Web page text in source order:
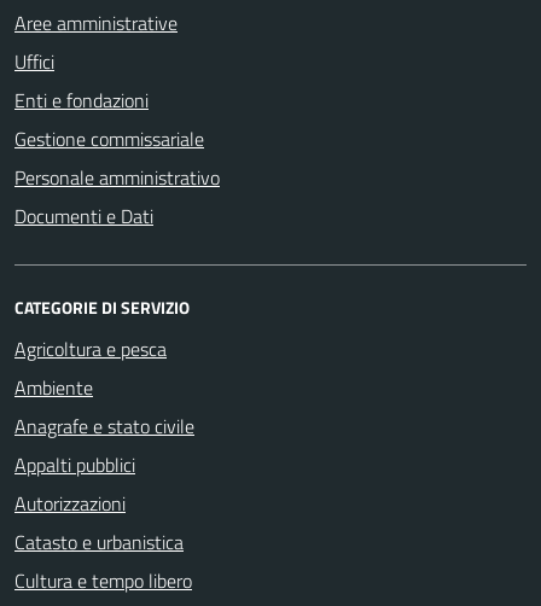
Aree amministrative
Uffici
Enti e fondazioni
Gestione commissariale
Personale amministrativo
Documenti e Dati
CATEGORIE DI SERVIZIO
Agricoltura e pesca
Ambiente
Anagrafe e stato civile
Appalti pubblici
Autorizzazioni
Catasto e urbanistica
Cultura e tempo libero